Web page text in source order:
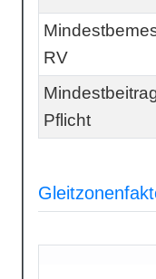
RV
Pflicht